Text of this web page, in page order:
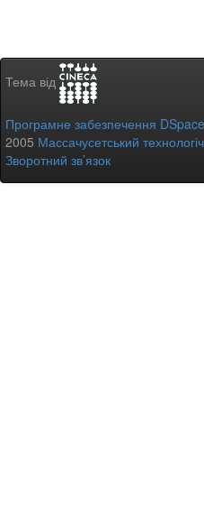
Тема від
Програмне забезпечення DSpace
2005 Массачусетський
Зворотний зв’язок